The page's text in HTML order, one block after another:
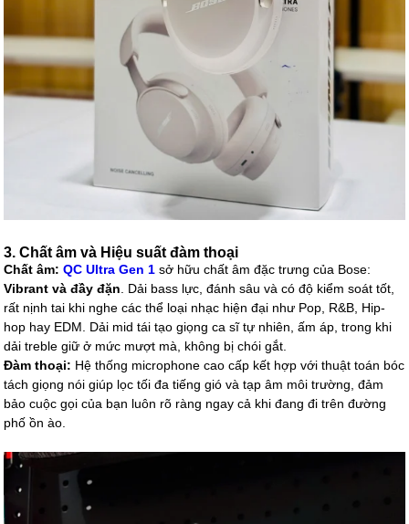
3. Chất âm và Hiệu suất đàm thoại
Chất âm:QC Ultra Gen 1 sở hữu chất âm đặc trưng của Bose:
Vibrant và đầy đặn . Dải bass lực, đánh sâu và có độ kiểm soát tốt,
rất nịnh tai khi nghe các thể loại nhạc hiện đại như Pop, R&B, Hip-
hop hay EDM. Dải mid tái tạo giọng ca sĩ tự nhiên, ấm áp, trong khi
dải treble giữ ở mức mượt mà, không bị chói gắt.
Đàm thoại: Hệ thống microphone cao cấp kết hợp với thuật toán bóc
tách giọng nói giúp lọc tối đa tiếng gió và tạp âm môi trường, đảm
bảo cuộc gọi của bạn luôn rõ ràng ngay cả khi đang đi trên đường
phố ồn ào.